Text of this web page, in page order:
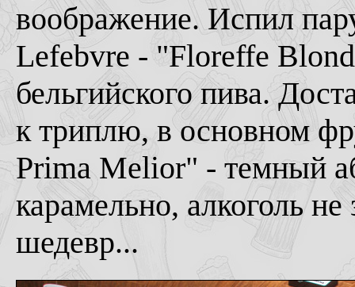
воображение. Испил
Lefebvre - "Floreffe
бельгийского пива.
к триплю, в основном
Prima Melior" - темный
карамельно, алкоголь
шедевр...